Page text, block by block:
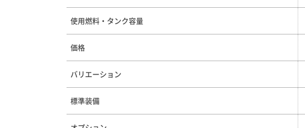
使用燃料・タンク容量
価格
バリエーション
標準装備